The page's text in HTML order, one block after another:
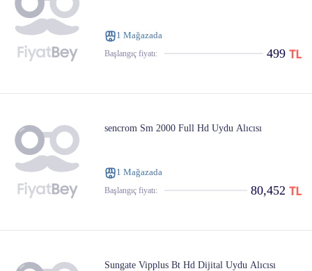
1 Mağazada
Başlangıç ​​fiyatı: 499
sencrom Sm 2000 Full Hd Uydu Alıcısı
1 Mağazada
Başlangıç ​​fiyatı: 80,452
Sungate Vipplus Bt Hd Dijital Uydu Alıcısı